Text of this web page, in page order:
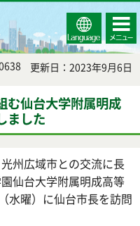
Select
Language
コンテ
ンツメ
ニュー
更新日：2023年9月6日
む仙台大学附属明成
ました
州広域市との交流に長
仙台大学附属明成高等
水曜）に仙台市長を訪問